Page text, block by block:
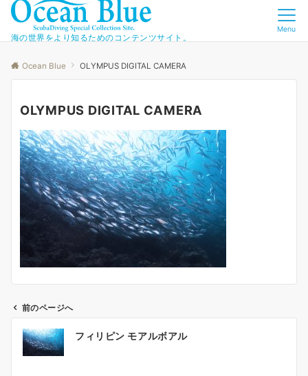
海の世界をより知るためのコンテンツサイト。
Menu
Ocean Blue OLYMPUS DIGITAL CAMERA
OLYMPUS DIGITAL CAMERA
前のページへ
フィリピン モアルボアル